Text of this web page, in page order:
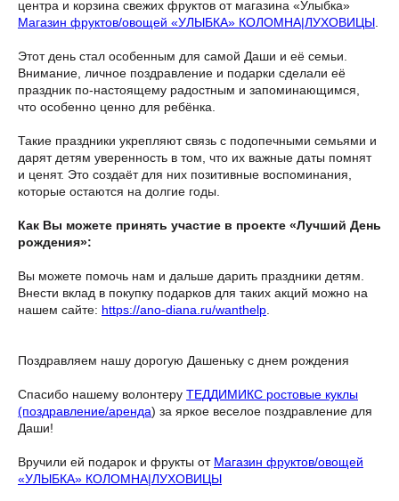
центра и корзина свежих фруктов от магазина «Улыбка»
Магазин фруктов/овощей «УЛЫБКА» КОЛОМНА|ЛУХОВИЦЫ
Этот день стал особенным для самой Даши и её семьи.
Внимание, личное поздравление и подарки сделали её
праздник по-настоящему радостным и запоминающимся,
что особенно ценно для ребёнка.
Такие праздники укрепляют связь с подопечными семьями и
дарят детям уверенность в том, что их важные даты помнят
и ценят. Это создаёт для них позитивные воспоминания,
которые остаются на долгие годы.
Как Вы можете принять участие в проекте «Лучший День
рождения»:
Вы можете помочь нам и дальше дарить праздники детям.
Внести вклад в покупку подарков для таких акций можно на
нашем сайте: https://ano-diana.ru/wanthelp
Поздравляем нашу дорогую Дашеньку с днем рождения
Спасибо нашему волонтеру ТЕДДИМИКС ростовые куклы
(поздравление/аренда) за яркое веселое поздравление для
Даши!
Вручили ей подарок и фрукты от Магазин фруктов/овощей
«УЛЫБКА» КОЛОМНА|ЛУХОВИЦЫ